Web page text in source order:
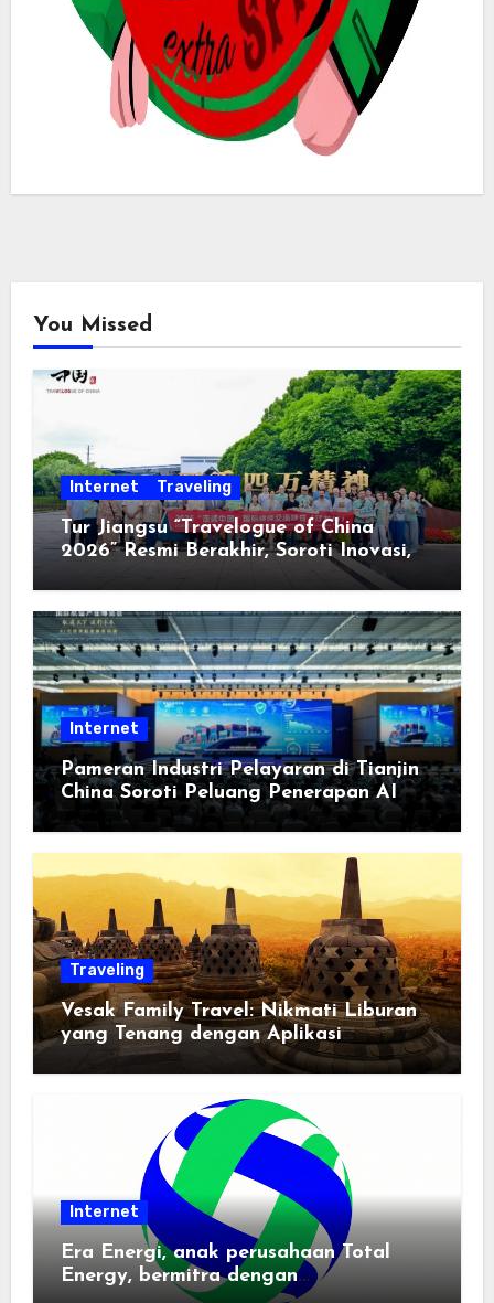
You Missed
Internet Traveling
Tur Jiangsu “Travelogue of China
2026” Resmi Berakhir, Soroti Inovasi,
Keterbukaan, dan Pembangunan
Berorientasi pada Masyarakat
Internet
Pameran Industri Pelayaran di Tianjin
China Soroti Peluang Penerapan AI
Traveling
Vesak Family Travel: Nikmati Liburan
yang Tenang dengan Aplikasi
Pemindai PDF
Internet
Era Energi, anak perusahaan Total
Energy, bermitra dengan